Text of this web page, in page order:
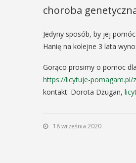
choroba
Jedyny sposób, by jej
Hanię na kolejne 3 lata
Gorąco prosimy o pomoc
https://licytuje-
kontakt: Dorota Dżugan,
18 września 2020